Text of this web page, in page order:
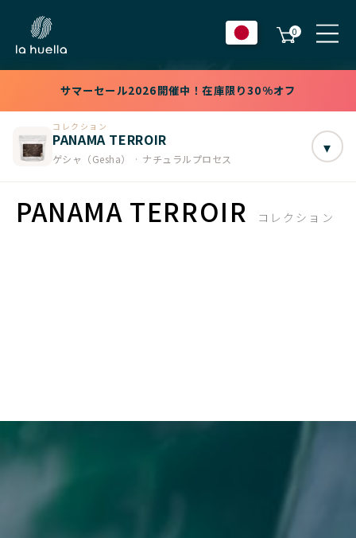
0
サマーセール2026開催中！在庫限り30%オフ
コレクション
PANAMA TERROIR
ゲシャ（Gesha） · ナチュラルプロセス
▾
PANAMA TERROIR コレクション